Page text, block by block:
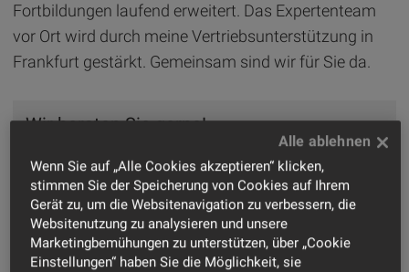
Fortbildungen laufend erweitert. Das Expertenteam
vor Ort wird durch meine Vertriebsunterstützung in
Frankfurt gestärkt. Gemeinsam sind wir für Sie da.
Wir beraten Sie gerne!
069/971094-14
oder faxen Sie uns:069/971094-55
Servicezeiten:
Montag - Freitag: 08:00 - 18:00 Uhr
Wenn Sie auf „Alle Cookies akzeptieren“ klicken,
stimmen Sie der Speicherung von Cookies auf Ihrem
Gerät zu, um die Websitenavigation zu verbessern, die
Websitenutzung zu analysieren und unsere
Marketingbemühungen zu unterstützen, über „Cookie
Einstellungen“ haben Sie die Möglichkeit, sie